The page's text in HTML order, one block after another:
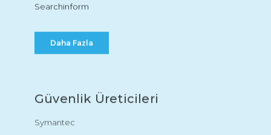
Searchinform
Daha Fazla